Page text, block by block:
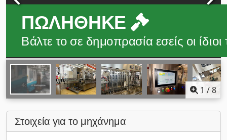
ΠΩΛΉΘΗΚΕ
Βάλτε το σε δημοπρασία εσείς οι
1 /8
Στοιχεία για το μηχάνημα